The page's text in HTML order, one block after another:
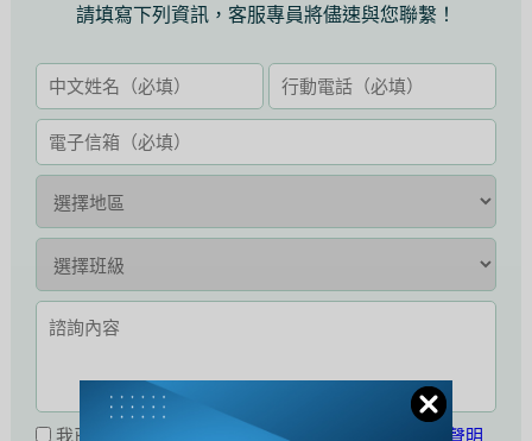
請填寫下列資訊，客服專員將儘速與您聯繫！
我已閱讀並同意接受 公職王會員服務條款暨隱私權聲明